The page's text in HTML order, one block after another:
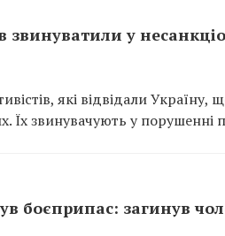
звинуватили у
які відвідали Україну,
Їх звинувачують у порушенні
боєприпас: загинув